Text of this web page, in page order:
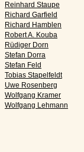
Reinhard Staupe
Richard Garfield
Richard Hamblen
Robert A. Kouba
Rüdiger Dorn
Stefan Dorra
Stefan Feld
Tobias Stapelfeldt
Uwe Rosenberg
Wolfgang Kramer
Wolfgang Lehmann